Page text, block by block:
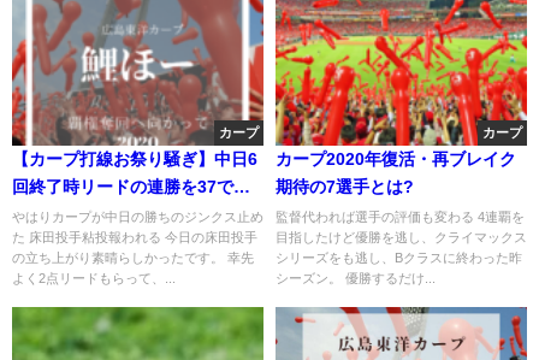
カープ
【カープ打線お祭り騒ぎ】中日6
回終了時リードの連勝を37でス
トップさせた
やはりカープが中日の勝ちのジンクス止め
た 床田投手粘投報われる 今日の床田投手
の立ち上がり素晴らしかったです。 幸先
よく2点リードもらって、...
カープ
カープ2020年復活・再ブレイク
期待の7選手とは?
監督代われば選手の評価も変わる 4連覇を
目指したけど優勝を逃し、クライマックス
シリーズをも逃し、Bクラスに終わった昨
シーズン。 優勝するだけ...